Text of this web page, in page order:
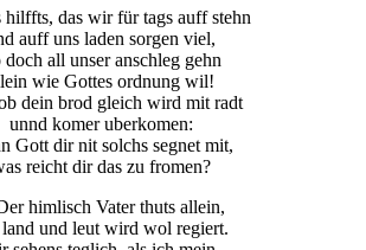
hilffts, das wir für tags auff stehn
auff uns laden sorgen viel,
doch all unser anschleg gehn
wie Gottes ordnung wil!
dein brod gleich wird mit radt
unnd komer uberkomen:
Gott dir nit solchs segnet mit,
reicht dir das zu fromen?
himlisch Vater thuts allein,
land und leut wird wol regiert.